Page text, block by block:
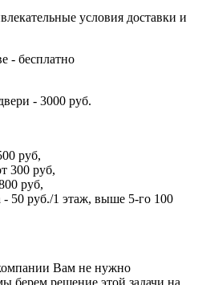
условия доставки и
- бесплатно
- 3000 руб.
руб,
300 руб,
руб,
- 50 руб./1 этаж, выше 5-го 100
Вам не нужно
берем решение этой задачи на